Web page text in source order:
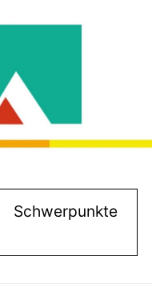
Schwerpunkte